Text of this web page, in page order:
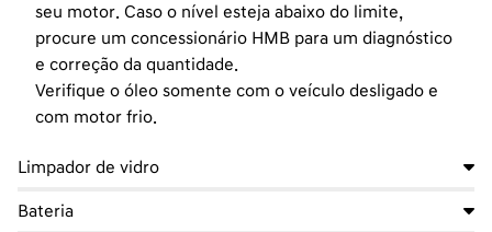
seu motor. Caso o nível esteja abaixo do limite,
procure um concessionário HMB para um diagnóstico
e correção da quantidade.
Verifique o óleo somente com o veículo desligado e
com motor frio.
Limpador de vidro
Bateria